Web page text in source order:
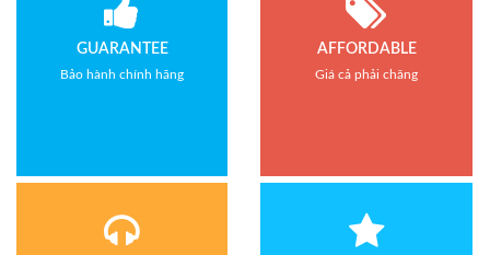
GUARANTEE
Bảo hành chính hãng
AFFORDABLE
Giá cả phải chăng